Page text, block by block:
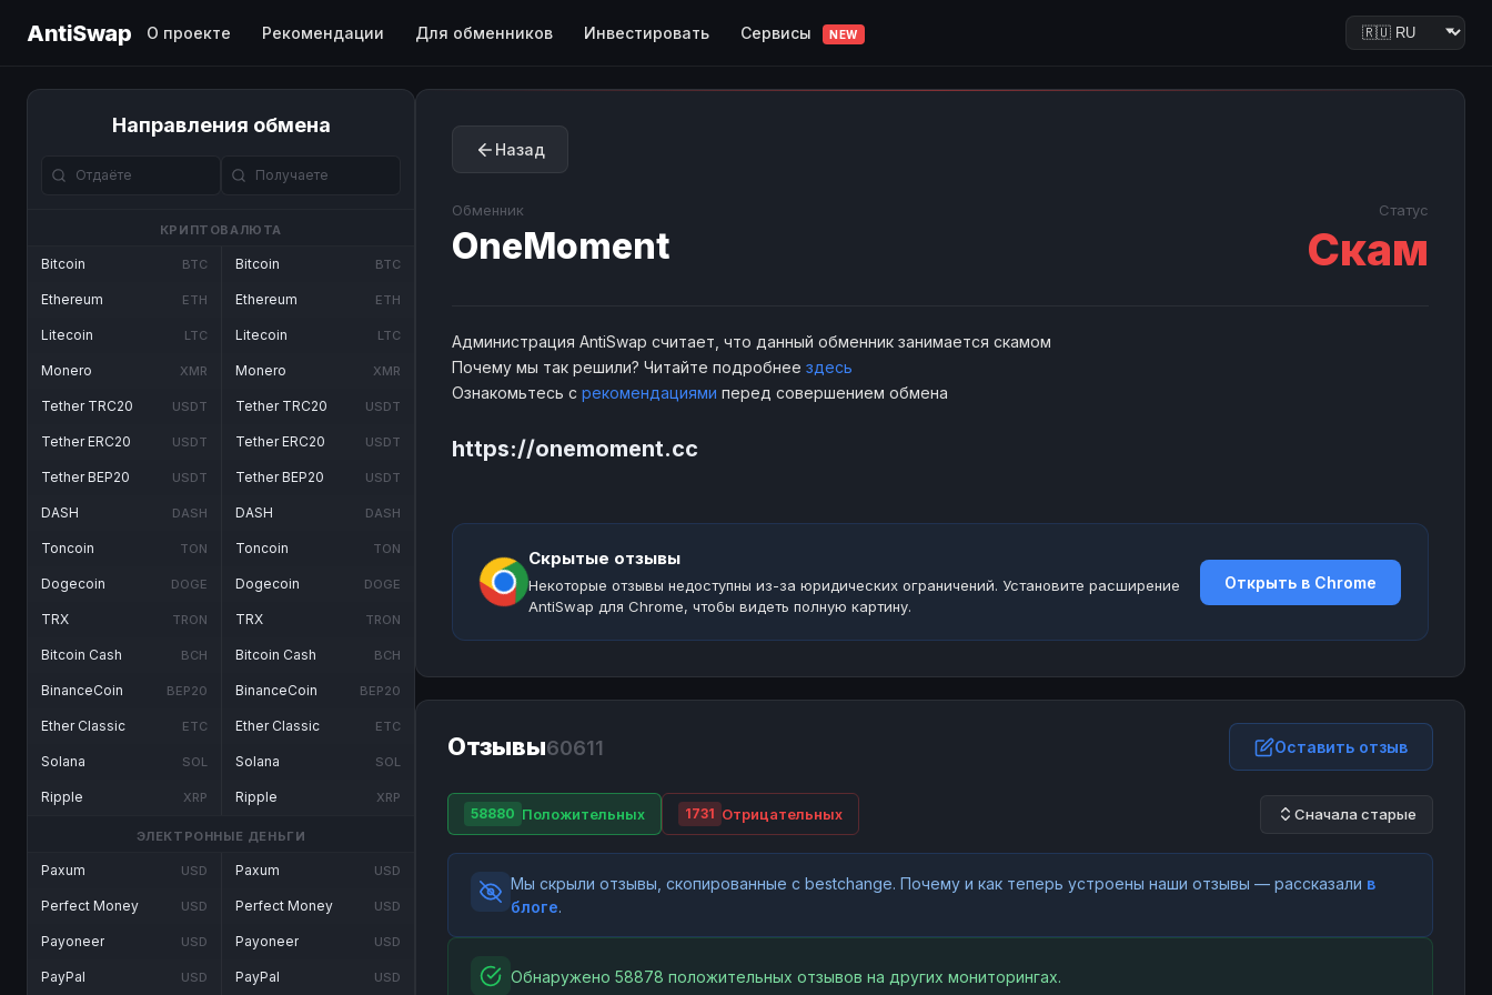
AntiSwap О проекте Рекомендации Для обменников Инвестировать Сервисы NEW
Направления обмена
КРИПТОВАЛЮТА
Bitcoin BTC
Ethereum ETH
Litecoin LTC
Monero XMR
Tether TRC20 USDT
Tether ERC20 USDT
Tether BEP20 USDT
DASH DASH
Toncoin TON
Dogecoin DOGE
TRX TRON
Bitcoin Cash BCH
BinanceCoin BEP20
Ether Classic ETC
Solana SOL
Ripple XRP
Bitcoin BTC
Ethereum ETH
Litecoin LTC
Monero XMR
Tether TRC20 USDT
Tether ERC20 USDT
Tether BEP20 USDT
DASH DASH
Toncoin TON
Dogecoin DOGE
TRX TRON
Bitcoin Cash BCH
BinanceCoin BEP20
Ether Classic ETC
Solana SOL
Ripple XRP
ЭЛЕКТРОННЫЕ ДЕНЬГИ
Paxum USD
Perfect Money USD
Payoneer USD
PayPal USD
Paxum USD
Perfect Money USD
Payoneer USD
PayPal USD
Назад
Обменник
OneMoment
Статус
Скам
Администрация AntiSwap считает, что данный обменник занимается скамом
Почему мы так решили? Читайте подробнее здесь
Ознакомьтесь с рекомендациями перед совершением обмена
https://onemoment.cc
Скрытые отзывы
Некоторые отзывы недоступны из-за юридических ограничений. Установите расширение
AntiSwap для Chrome, чтобы видеть полную картину.
Открыть в Chrome
Отзывы60611 Оставить отзыв
58880 Положительных 1731 Отрицательных Сначала старые
Мы скрыли отзывы, скопированные с bestchange. Почему и как теперь устроены наши отзывы — рассказали в
блоге.
Обнаружено 58878 положительных отзывов на других мониторингах.